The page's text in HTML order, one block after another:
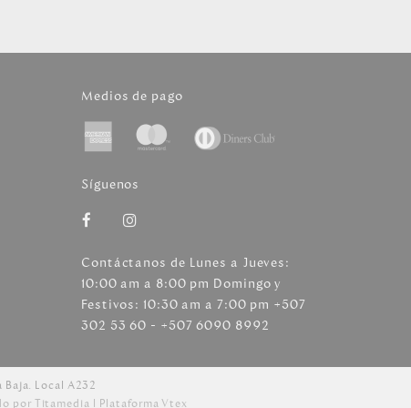
Medios de pago
Síguenos
Contáctanos de Lunes a Jueves:
10:00 am a 8:00 pm Domingo y
Festivos: 10:30 am a 7:00 pm +507
302 53 60 - +507 6090 8992
Local A232
por Titamedia l Plataforma Vtex